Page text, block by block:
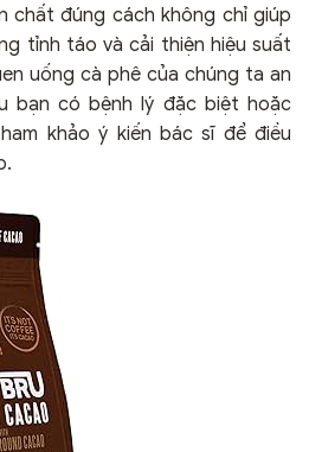
chất đúng cách không chỉ giúp
tỉnh táo và cải thiện hiệu suất
uống cà phê của chúng ta an
bạn có bệnh lý đặc biệt hoặc
khảo ý kiến bác sĩ để điều